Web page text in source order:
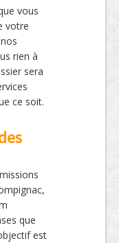
vous
votre
rien à
sera
ce soit.
que
est